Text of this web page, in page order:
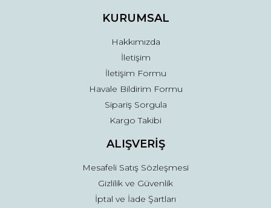
Ürün fiyatı diğer sitelerden daha pahalı.
Gönder
KURUMSAL
Hakkımızda
İletişim
İletişim Formu
Havale Bildirim Formu
Sipariş Sorgula
Kargo Takibi
ALIŞVERİŞ
Mesafeli Satış Sözleşmesi
Gizlilik ve Güvenlik
İptal ve İade Şartları